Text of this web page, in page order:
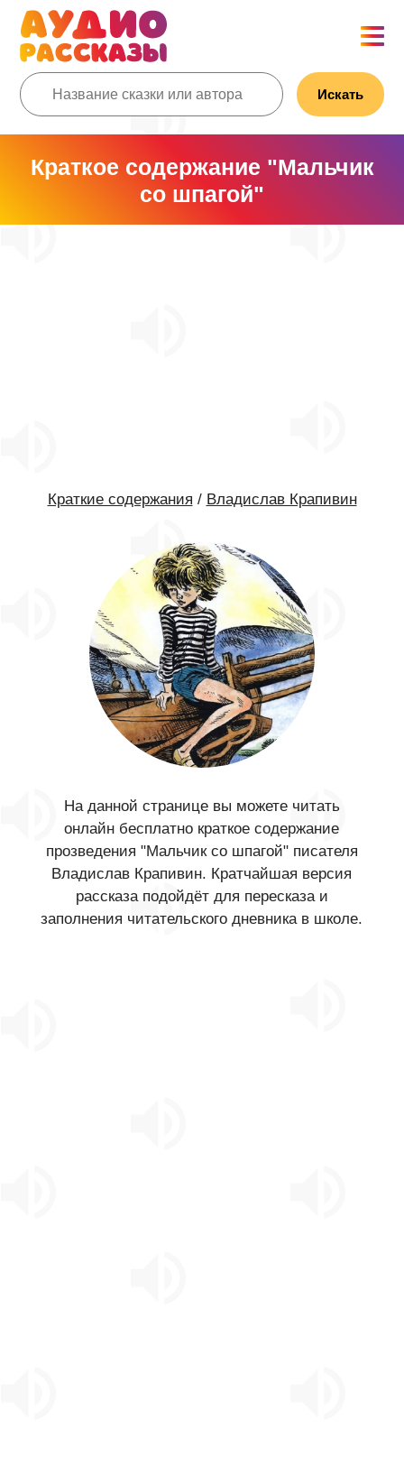
Искать
Краткое содержание "Мальчик
со шпагой"
Краткие содержания / Владислав Крапивин
На данной странице вы можете читать
онлайн бесплатно краткое содержание
прозведения "Мальчик со шпагой" писателя
Владислав Крапивин. Кратчайшая версия
рассказа подойдёт для пересказа и
заполнения читательского дневника в школе.